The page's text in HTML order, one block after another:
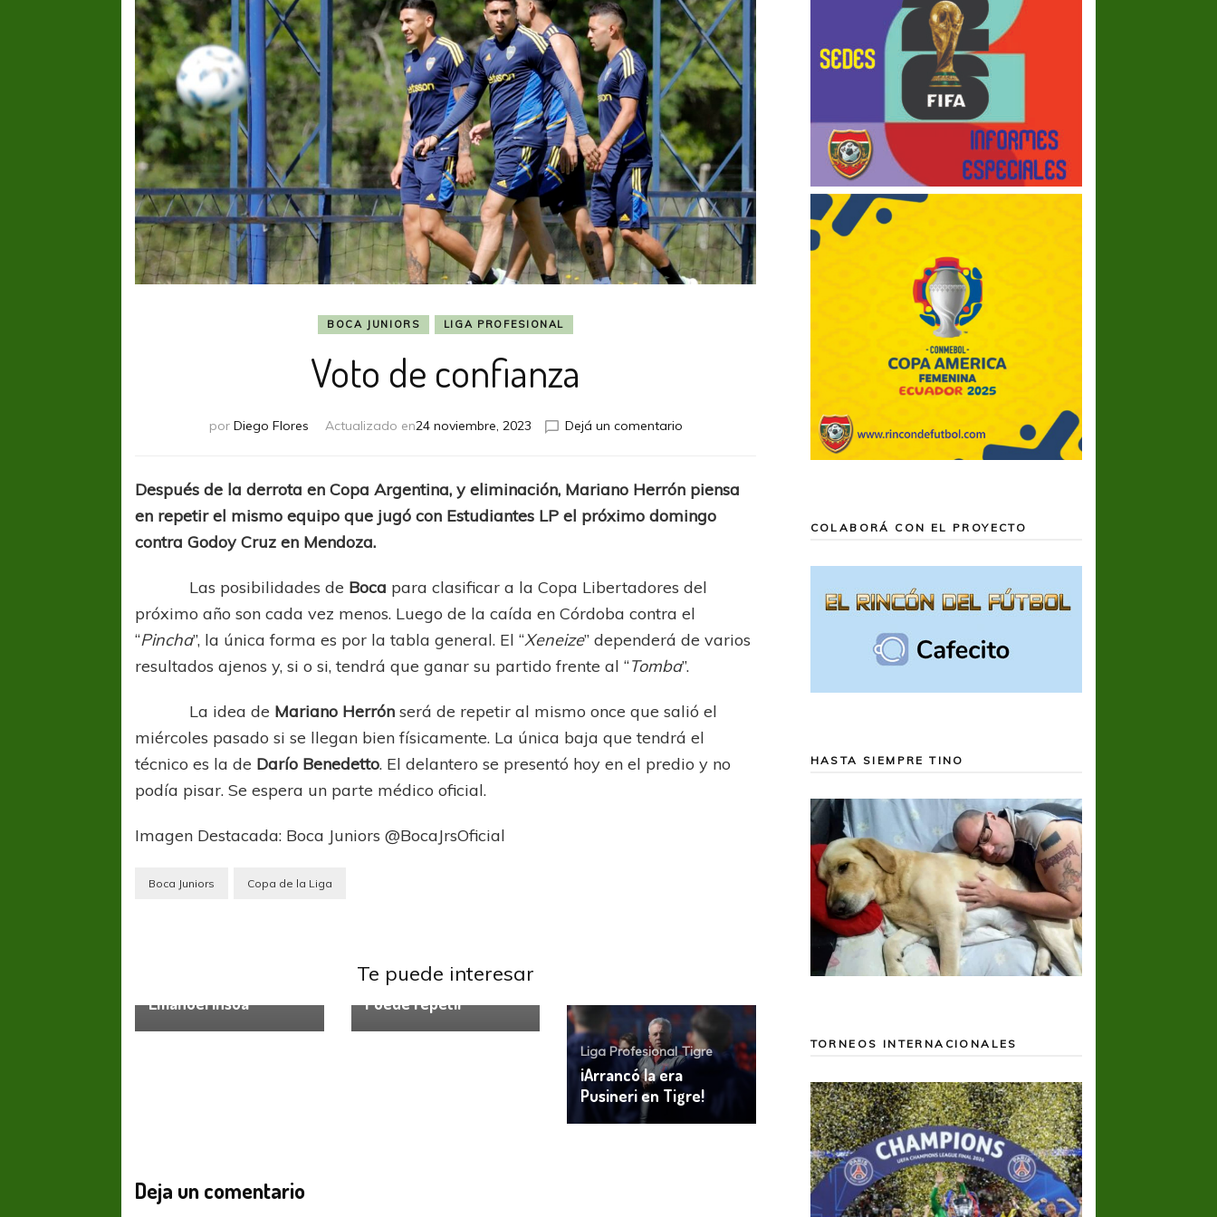
BOCA JUNIORS LIGA PROFESIONAL
Voto de confianza
por Diego Flores Actualizado en24 noviembre, 2023 Dejá un comentarioen
confianza
Después de la derrota en Copa Argentina, y eliminación, Mariano Herrón piensa
en repetir el mismo equipo que jugó con Estudiantes LP el próximo domingo
contra Godoy Cruz en Mendoza.
Las posibilidades de Boca para clasificar a la Copa Libertadores del
próximo año son cada vez menos. Luego de la caída en Córdoba contra el
“Pincha”, la única forma es por la tabla general. El “Xeneize” dependerá de varios
resultados ajenos y, si o si, tendrá que ganar su partido frente al “Tomba”.
La idea de Mariano Herrón será de repetir al mismo once que salió el
miércoles pasado si se llegan bien físicamente. La única baja que tendrá el
técnico es la de Darío Benedetto. El delantero se presentó hoy en el predio y no
podía pisar. Se espera un parte médico oficial.
Imagen Destacada: Boca Juniors @BocaJrsOficial
Boca Juniors Copa de la Liga
Te puede interesar
Emanuel Insúa
Liga Profesional
Puede repetir
Liga Profesional Tigre
¡Arrancó la era
Pusineri en Tigre!
Deja un comentario
COLABORÁ CON EL PROYECTO
HASTA SIEMPRE TINO
TORNEOS INTERNACIONALES